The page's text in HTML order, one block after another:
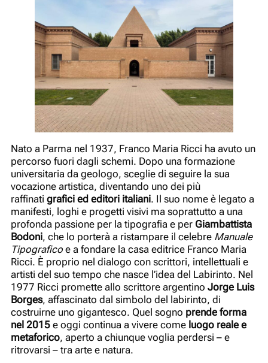
Nato a Parma nel 1937, Franco Maria Ricci ha avuto un
percorso fuori dagli schemi. Dopo una formazione
universitaria da geologo, sceglie di seguire la sua
vocazione artistica, diventando uno dei più
raffinati grafici ed editori italiani. Il suo nome è legato a
manifesti, loghi e progetti visivi ma soprattutto a una
profonda passione per la tipografia e per Giambattista
Bodoni, che lo porterà a ristampare il celebre Manuale
Tipograficoe a fondare la casa editrice Franco Maria
Ricci. È proprio nel dialogo con scrittori, intellettuali e
artisti del suo tempo che nasce l’idea del Labirinto. Nel
1977 Ricci promette allo scrittore argentino Jorge Luis
Borges, affascinato dal simbolo del labirinto, di
costruirne uno gigantesco. Quel sogno prende forma
nel 2015e oggi continua a vivere come luogo reale e
metaforico, aperto a chiunque voglia perdersi – e
ritrovarsi – tra arte e natura.